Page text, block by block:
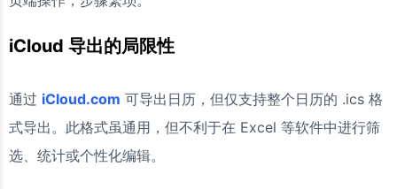
iCloud 导出的局限性
通过 iCloud.com 可导出日历，但仅支持整个日历的 .ics 格
式导出。此格式虽通用，但不利于在 Excel 等软件中进行筛
选、统计或个性化编辑。